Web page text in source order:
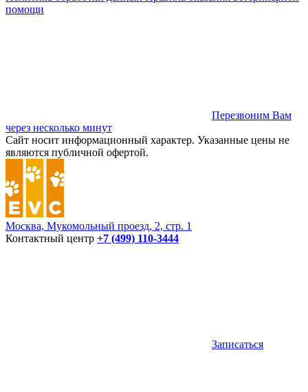
помощи
Перезвоним Вам
через несколько минут
Сайт носит информационный характер. Указанные цены не
являются публичной офертой.
Москва, Мукомольный проезд, 2, стр. 1
Контактный центр +7 (499) 110-3444
Записаться